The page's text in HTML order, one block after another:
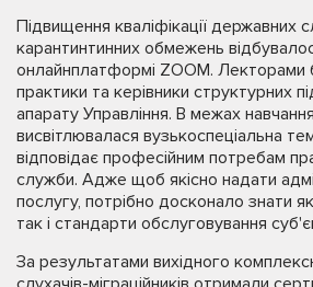
Підвищення кваліфікації державних
карантинтинних обмежень
онлайнплатформі ZOOM. Лекторами
практики та керівники структурних
апарату Управління. В межах
висвітлювалася вузькоспеціальна
відповідає професійним потребам
служби. Адже щоб якісно надати
послугу, потрібно досконало знати
так і стандарти обслуговування
За результатами вихідного